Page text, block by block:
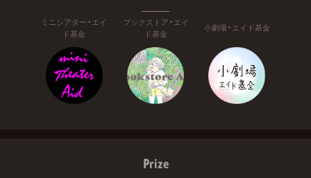
ミニシアター・エイ
ド基金
ブックストア・エイ
ド基金
小劇場・エイド基金
Prize